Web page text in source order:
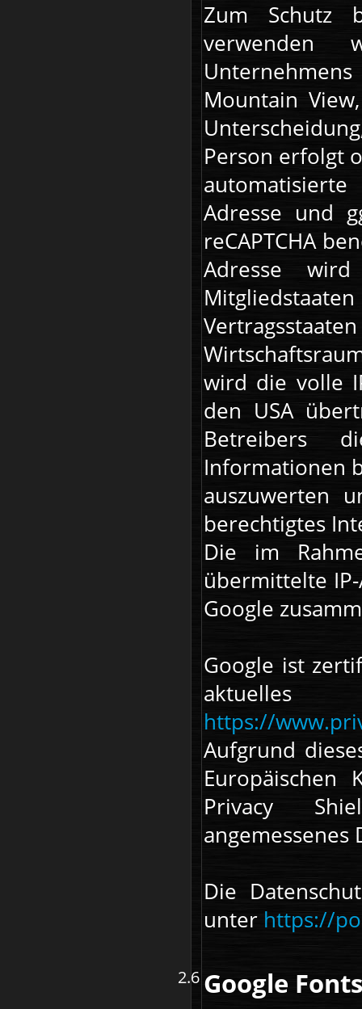
Zum Schutz
verwenden
Unternehmens
Mountain
Person erfolgt
Adresse und
reCAPTCHA
Adresse
wird die volle
den USA
Betreibers
Informationen
auszuwerten
berechtigtes
Die im
übermittelte
Google
Google ist
https://
Aufgrund
Privacy
angemessenes
Die
unter https://
Google Fonts